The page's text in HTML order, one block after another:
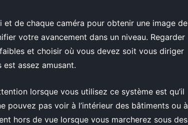
de chaque caméra pour obtenir une image de
votre avancement dans un niveau. Regarder
et choisir où vous devez soit vous diriger
assez amusant.
lorsque vous utilisez ce système est qu’il
pouvez pas voir à l’intérieur des bâtiments ou à
hors de vue lorsque vous marcherez sous des